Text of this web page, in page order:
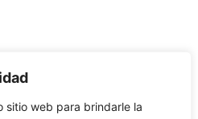
sitio web para brindarle la
terrazas modernas.